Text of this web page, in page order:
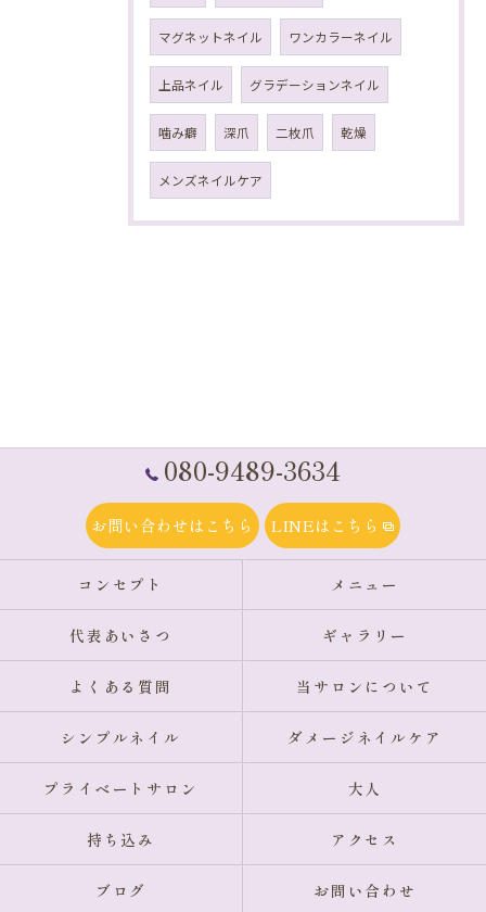
マグネットネイル ワンカラーネイル
上品ネイル グラデーションネイル
噛み癖 深爪 二枚爪 乾燥
メンズネイルケア
080-9489-3634
お問い合わせはこちら LINEはこちら
コンセプト メニュー
代表あいさつ ギャラリー
よくある質問 当サロンについて
シンプルネイル ダメージネイルケア
プライベートサロン 大人
持ち込み アクセス
ブログ お問い合わせ